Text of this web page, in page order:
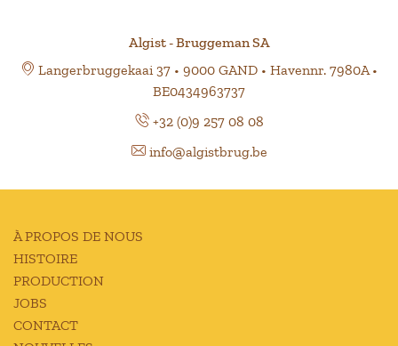
Algist - Bruggeman SA
Langerbruggekaai 37 • 9000 GAND • Havennr. 7980A •
BE0434963737
+32 (0)9 257 08 08
info@algistbrug.be
À PROPOS DE NOUS
HISTOIRE
PRODUCTION
JOBS
CONTACT